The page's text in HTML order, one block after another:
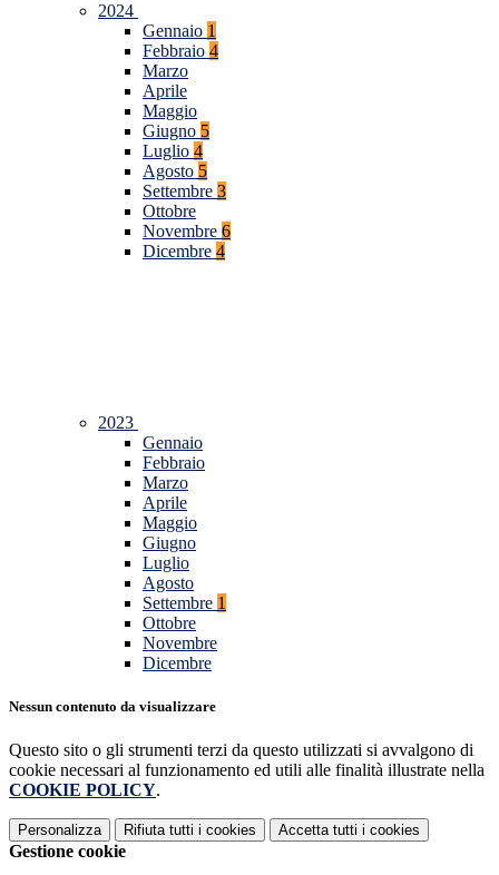
2024
Gennaio 1
Febbraio 4
Marzo
Aprile
Maggio
Giugno 5
Luglio 4
Agosto 5
Settembre 3
Ottobre
Novembre 6
Dicembre 4
2023
Gennaio
Febbraio
Marzo
Aprile
Maggio
Giugno
Luglio
Agosto
Settembre 1
Ottobre
Novembre
Dicembre
Nessun contenuto da visualizzare
Questo sito o gli strumenti terzi da questo utilizzati si avvalgono di
cookie necessari al funzionamento ed utili alle finalità illustrate nella
COOKIE POLICY.
Personalizza Rifiuta tutti i cookies Accetta tutti i cookies
Gestione cookie